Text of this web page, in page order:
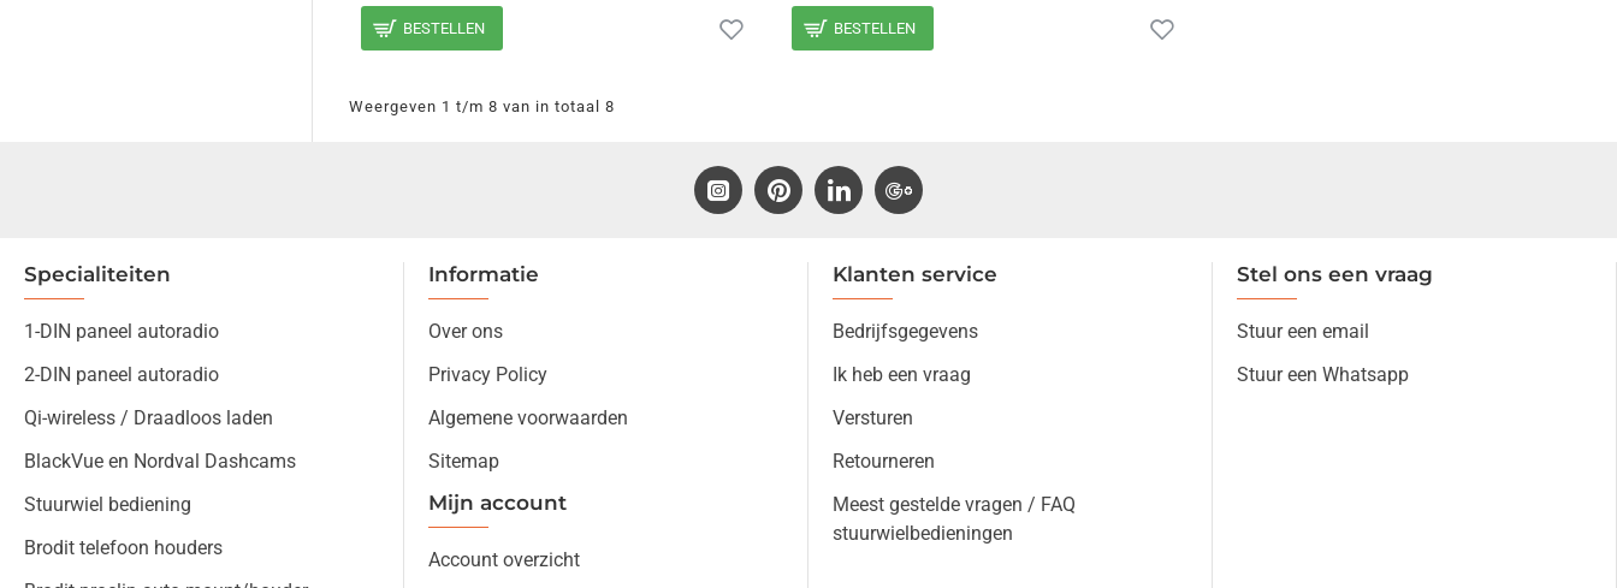
BESTELLEN BESTELLEN
Weergeven 1 t/m 8 van in totaal 8
Specialiteiten
1-DIN paneel autoradio
2-DIN paneel autoradio
Qi-wireless / Draadloos laden
BlackVue en Nordval Dashcams
Stuurwiel bediening
Brodit telefoon houders
Informatie
Over ons
Privacy Policy
Algemene voorwaarden
Sitemap
Mijn account
Account overzicht
Klanten service
Bedrijfsgegevens
Ik heb een vraag
Versturen
Retourneren
Meest gestelde vragen / FAQ
stuurwielbedieningen
Stel ons een vraag
Stuur een email
Stuur een Whatsapp